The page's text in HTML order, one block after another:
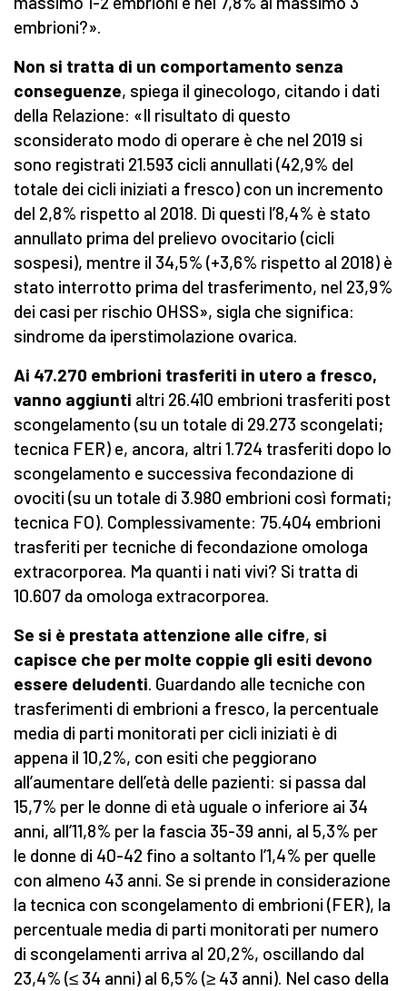
embrioni?».
Non si tratta di un comportamento senza
conseguenze, spiega il ginecologo, citando i dati
della Relazione: «Il risultato di questo
sconsiderato modo di operare è che nel 2019 si
sono registrati 21.593 cicli annullati (42,9% del
totale dei cicli iniziati a fresco) con un incremento
del 2,8% rispetto al 2018. Di questi l’8,4% è stato
annullato prima del prelievo ovocitario (cicli
sospesi), mentre il 34,5% (+3,6% rispetto al 2018) è
stato interrotto prima del trasferimento, nel 23,9%
dei casi per rischio OHSS», sigla che significa:
sindrome da iperstimolazione ovarica.
Ai 47.270 embrioni trasferiti in utero a fresco,
vanno aggiunti altri 26.410 embrioni trasferiti post
scongelamento (su un totale di 29.273 scongelati;
tecnica FER) e, ancora, altri 1.724 trasferiti dopo lo
scongelamento e successiva fecondazione di
ovociti (su un totale di 3.980 embrioni così formati;
tecnica FO). Complessivamente: 75.404 embrioni
trasferiti per tecniche di fecondazione omologa
extracorporea. Ma quanti i nati vivi? Si tratta di
10.607 da omologa extracorporea.
Se si è prestata attenzione alle cifre, si
capisce che per molte coppie gli esiti devono
essere deludenti. Guardando alle tecniche con
trasferimenti di embrioni a fresco, la percentuale
media di parti monitorati per cicli iniziati è di
appena il 10,2%, con esiti che peggiorano
all’aumentare dell’età delle pazienti: si passa dal
15,7% per le donne di età uguale o inferiore ai 34
anni, all’11,8% per la fascia 35-39 anni, al 5,3% per
le donne di 40-42 fino a soltanto l’1,4% per quelle
con almeno 43 anni. Se si prende in considerazione
la tecnica con scongelamento di embrioni (FER), la
percentuale media di parti monitorati per numero
di scongelamenti arriva al 20,2%, oscillando dal
23,4% (≤ 34 anni) al 6,5% (≥ 43 anni). Nel caso della